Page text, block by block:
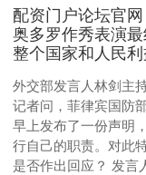
配资门户论坛官
奥多罗作秀表演
整个国家和人民
外交部发言人林剑主
记者问，菲律宾国防
早上发布了一份声明
行自己的职责。对此
是否作出回应？ 发言